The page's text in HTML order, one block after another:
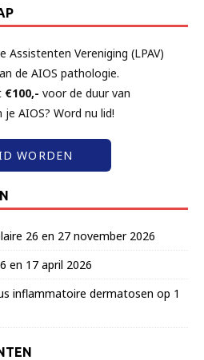
Assistenten Vereniging (LPAV)
de AIOS pathologie.
€100,- voor de duur van
AIOS? Word nu lid!
WORDEN
26 en 27 november 2026
en 17 april 2026
inflammatoire dermatosen op 1